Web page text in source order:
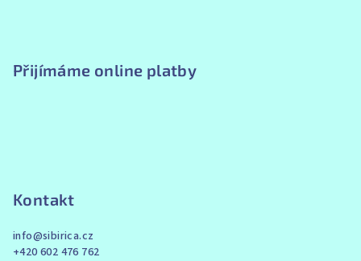
Přijímáme online platby
Kontakt
info@sibirica.cz
+420 602 476 762